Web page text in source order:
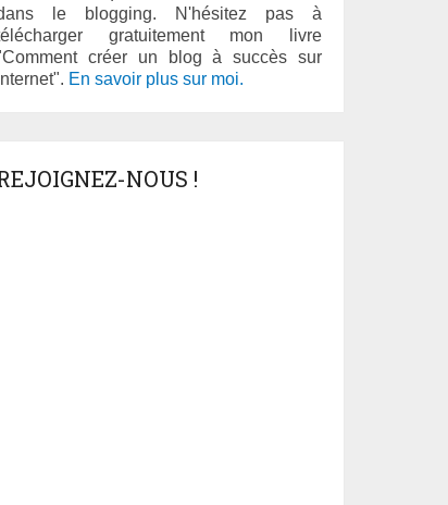
le blogging. N'hésitez pas à
gratuitement mon livre
créer un blog à succès sur
Internet". En savoir plus sur moi.
NOUS !